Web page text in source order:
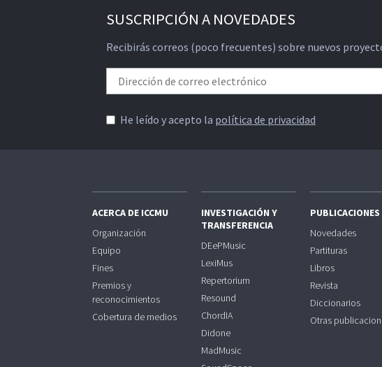
SUSCRIPCIÓN A NOVEDADES
Recibirás correos (poco frecuentes) sobre nuevos
He leído y acepto la política de privacidad
ACERCA DE ICCMU
Organización
Equipo
Fines
Premios y
reconocimientos
Cobertura de medios
INVESTIGACIÓN Y
TRANSFERENCIA
DEePMusic
LexiMus
Repertorium
Resound
ChordIA
Didone
MadMusic
PUBLICACIONES
Novedades
Partituras
Libros
Revista
Diccionarios
Otras